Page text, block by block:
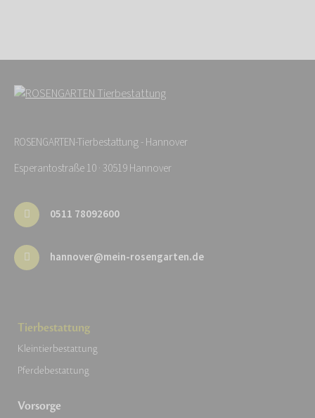
ROSENGARTEN-Tierbestattung - Hannover
Esperantostraße 10 · 30519 Hannover
0511 78092600
hannover@mein-rosengarten.de
Tierbestattung
Kleintierbestattung
Pferdebestattung
Vorsorge